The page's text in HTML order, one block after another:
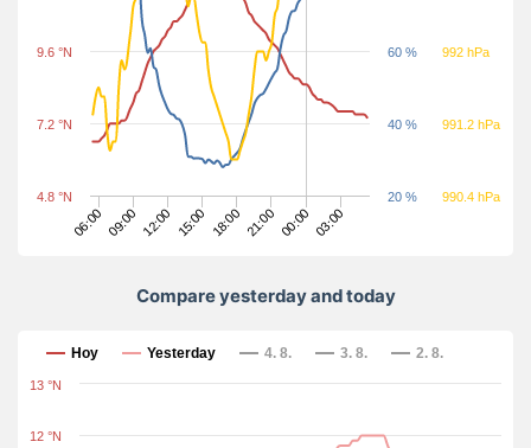
06:00 12:00 18:00 00:00
09:00 15:00 21:00 03:00
4.8 °N
7.2 °N
9.6 °N
20 %
40 %
60 %
990.4 hPa
991.2 hPa
992 hPa
Compare yesterday and today
Compare yesterday and today
Hoy Yesterday 4. 8. 3. 8. 2. 8.
12 °N
13 °N